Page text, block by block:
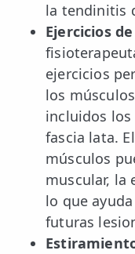
la tendinitis
Ejercicios
ejercicios
los
incluidos
fascia lata.
músculos
muscular, la
lo que
futuras